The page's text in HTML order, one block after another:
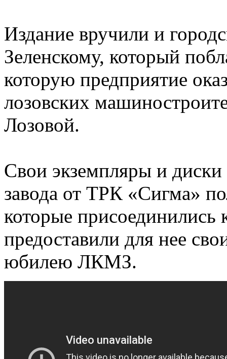
Издание вручили и
Зеленскому, который
которую предприятие
лозовских
Лозовой.
Свои экземпляры и
завода от ТРК «Сигма»
которые
предоставили для нее
юбилею ЛКМЗ.